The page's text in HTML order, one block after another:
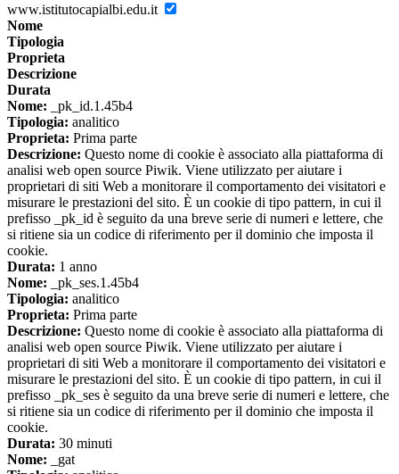
www.istitutocapialbi.edu.it
Nome
Tipologia
Proprieta
Descrizione
Durata
Nome: _pk_id.1.45b4
Tipologia: analitico
Proprieta: Prima parte
Descrizione: Questo nome di cookie è associato alla piattaforma di
analisi web open source Piwik. Viene utilizzato per aiutare i
proprietari di siti Web a monitorare il comportamento dei visitatori e
misurare le prestazioni del sito. È un cookie di tipo pattern, in cui il
prefisso _pk_id è seguito da una breve serie di numeri e lettere, che
si ritiene sia un codice di riferimento per il dominio che imposta il
cookie.
Durata: 1 anno
Nome: _pk_ses.1.45b4
Tipologia: analitico
Proprieta: Prima parte
Descrizione: Questo nome di cookie è associato alla piattaforma di
analisi web open source Piwik. Viene utilizzato per aiutare i
proprietari di siti Web a monitorare il comportamento dei visitatori e
misurare le prestazioni del sito. È un cookie di tipo pattern, in cui il
prefisso _pk_ses è seguito da una breve serie di numeri e lettere, che
si ritiene sia un codice di riferimento per il dominio che imposta il
cookie.
Durata: 30 minuti
Nome: _gat